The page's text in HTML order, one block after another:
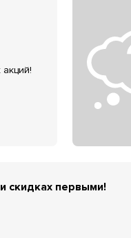
скидках первыми!